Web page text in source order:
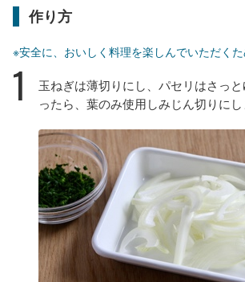
作り方
※安全に、おいしく料理を楽しんでいただくた
1
玉ねぎは薄切りにし、パセリはさっ
ったら、葉のみ使用しみじん切りにし